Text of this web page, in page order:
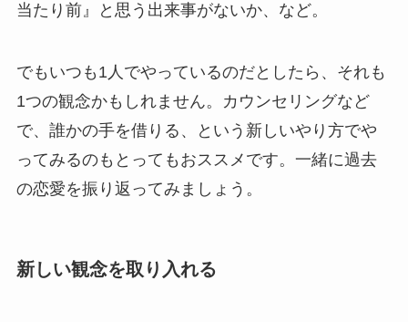
当たり前』と思う出来事がないか、など。
でもいつも1人でやっているのだとしたら、それも
1つの観念かもしれません。カウンセリングなど
で、誰かの手を借りる、という新しいやり方でや
ってみるのもとってもおススメです。一緒に過去
の恋愛を振り返ってみましょう。
新しい観念を取り入れる